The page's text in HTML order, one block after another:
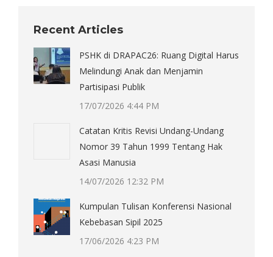
Recent Articles
PSHK di DRAPAC26: Ruang Digital Harus
Melindungi Anak dan Menjamin
Partisipasi Publik
17/07/2026 4:44 PM
Catatan Kritis Revisi Undang-Undang
Nomor 39 Tahun 1999 Tentang Hak
Asasi Manusia
14/07/2026 12:32 PM
Kumpulan Tulisan Konferensi Nasional
Kebebasan Sipil 2025
17/06/2026 4:23 PM